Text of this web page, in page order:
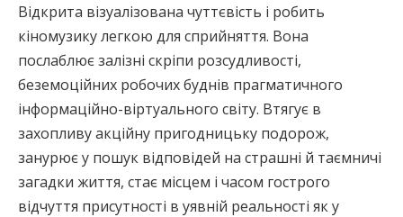
Відкрита візуалізована чуттєвість і робить
кіномузику легкою для сприйняття. Вона
послаблює залізні скріпи розсудливості,
беземоційних робочих буднів прагматичного
інформаційно-віртуального світу. Втягує в
захопливу акційну пригодницьку подорож,
занурює у пошук відповідей на страшні й таємничі
загадки життя, стає місцем і часом гострого
відчуття присутності в уявній реальності як у